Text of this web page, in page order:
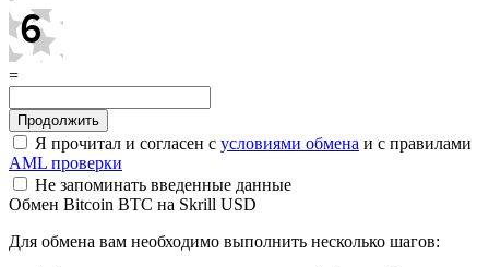
=
Я прочитал и согласен с условиями обмена и с правилами
AML проверки
Не запоминать введенные данные
Обмен Bitcoin BTC на Skrill USD
Для обмена вам необходимо выполнить несколько шагов: